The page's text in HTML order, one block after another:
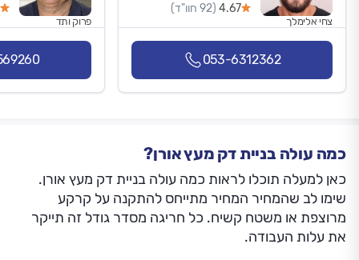
4.67 (92 חוו"ד)
צחי אלימלך
053-6312362
פרוק ותד
כמה עולה בניית דק מעץ אורן?
כאן למעלה תוכלו לראות כמה עולה בניית דק מעץ אורן.
שימו לב שהמחיר המחיר מתייחס להתקנה על קרקע
מרוצפת או משטח קשיח. כל חריגה מסדר גודל זה תייקר
את עלות העבודה.